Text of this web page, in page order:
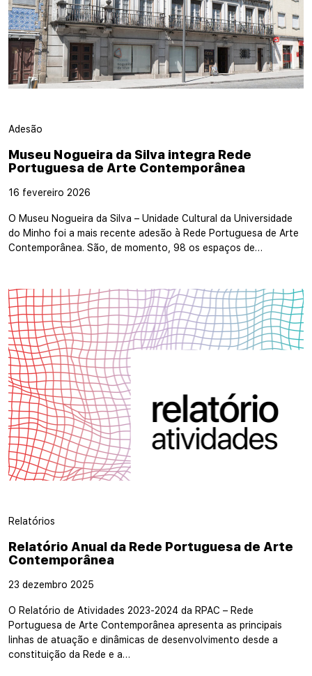
Adesão
Museu Nogueira da Silva integra Rede
Portuguesa de Arte Contemporânea
16 fevereiro 2026
O Museu Nogueira da Silva – Unidade Cultural da Universidade
do Minho foi a mais recente adesão à Rede Portuguesa de Arte
Contemporânea. São, de momento, 98 os espaços de…
Relatórios
Relatório Anual da Rede Portuguesa de Arte
Contemporânea
23 dezembro 2025
O Relatório de Atividades 2023-2024 da RPAC – Rede
Portuguesa de Arte Contemporânea apresenta as principais
linhas de atuação e dinâmicas de desenvolvimento desde a
constituição da Rede e a…